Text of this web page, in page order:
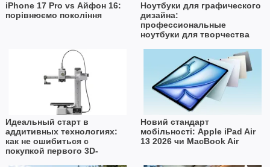
iPhone 17 Pro vs Айфон 16:
порівнюємо покоління
Ноутбуки для графического
дизайна:
профессиональные
ноутбуки для творчества
Идеальный старт в
аддитивных технологиях:
как не ошибиться с
покупкой первого 3D-
Новий стандарт
мобільності: Apple iPad Air
13 2026 чи MacBook Air